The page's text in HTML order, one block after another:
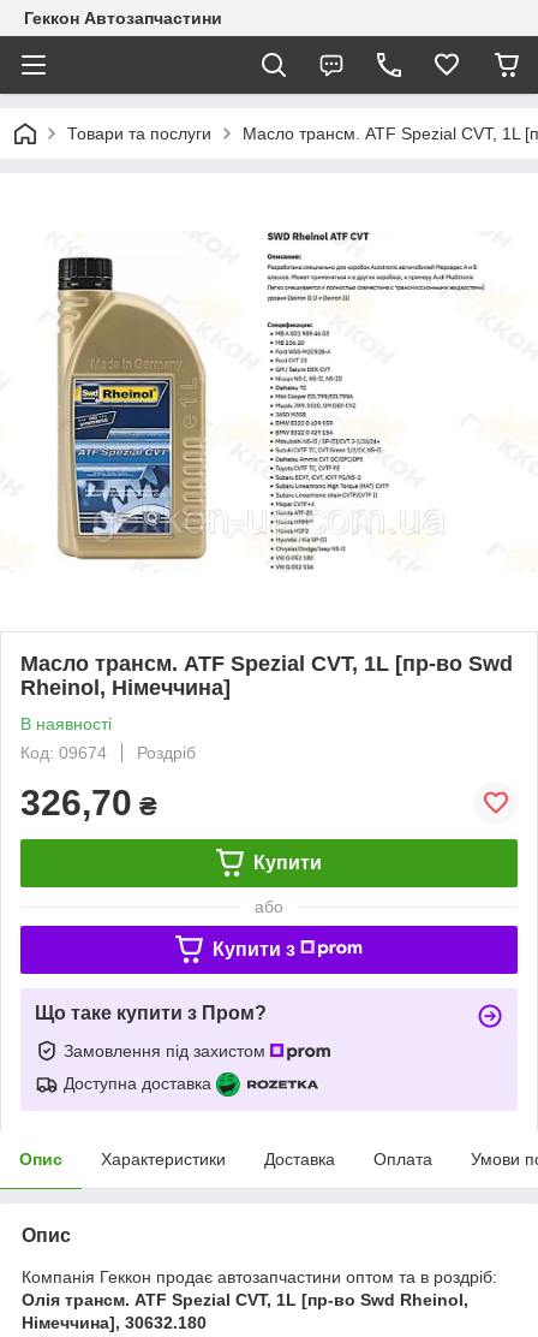
Геккон Автозапчастини
Товари та послуги Масло трансм. ATF Spezial CVT, 1L
Масло трансм. ATF Spezial CVT, 1L [пр-во Swd
Rheinol, Німеччина]
В наявності
Код: 09674
Роздріб
326,70 ₴
Купити
або
Купити з
Що таке купити з Пром?
Замовлення під захистом
Доступна доставка
Опис Характеристики Доставка Оплата Умови
Опис
Компанія Геккон продає автозапчастини оптом та в роздріб:
Олія трансм. ATF Spezial CVT, 1L [пр-во Swd Rheinol,
Німеччина], 30632.180